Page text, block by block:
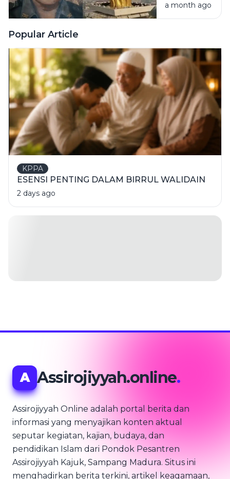
Puncak
Monumen
a month ago
Popular Article
KPPA
ESENSI PENTING DALAM BIRRUL WALIDAIN
2 days ago
A Assirojiyyah.online.
Assirojiyyah Online adalah portal berita dan
informasi yang menyajikan konten aktual
seputar kegiatan, kajian, budaya, dan
pendidikan Islam dari Pondok Pesantren
Assirojiyyah Kajuk, Sampang Madura. Situs ini
menghadirkan berita terkini, artikel keagamaan,